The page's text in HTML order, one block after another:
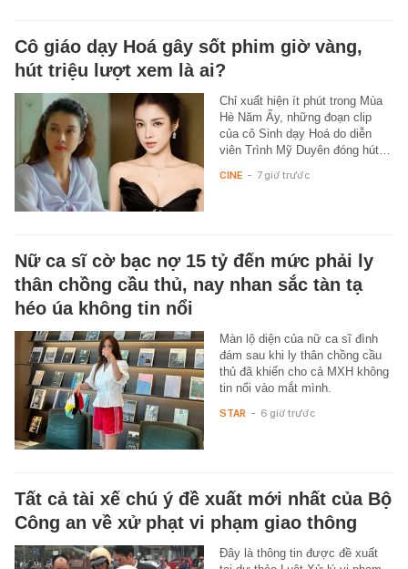
Cô giáo dạy Hoá gây sốt phim giờ vàng,
hút triệu lượt xem là ai?
Chỉ xuất hiện ít phút trong Mùa
Hè Năm Ấy, những đoạn clip
của cô Sinh dạy Hoá do diễn
viên Trình Mỹ Duyên đóng hút…
CINE - 7 giờ trước
Nữ ca sĩ cờ bạc nợ 15 tỷ đến mức phải ly
thân chồng cầu thủ, nay nhan sắc tàn tạ
héo úa không tin nổi
Màn lộ diện của nữ ca sĩ đình
đám sau khi ly thân chồng cầu
thủ đã khiến cho cả MXH không
tin nổi vào mắt mình.
STAR - 6 giờ trước
Tất cả tài xế chú ý đề xuất mới nhất của Bộ
Công an về xử phạt vi phạm giao thông
Đây là thông tin được đề xuất